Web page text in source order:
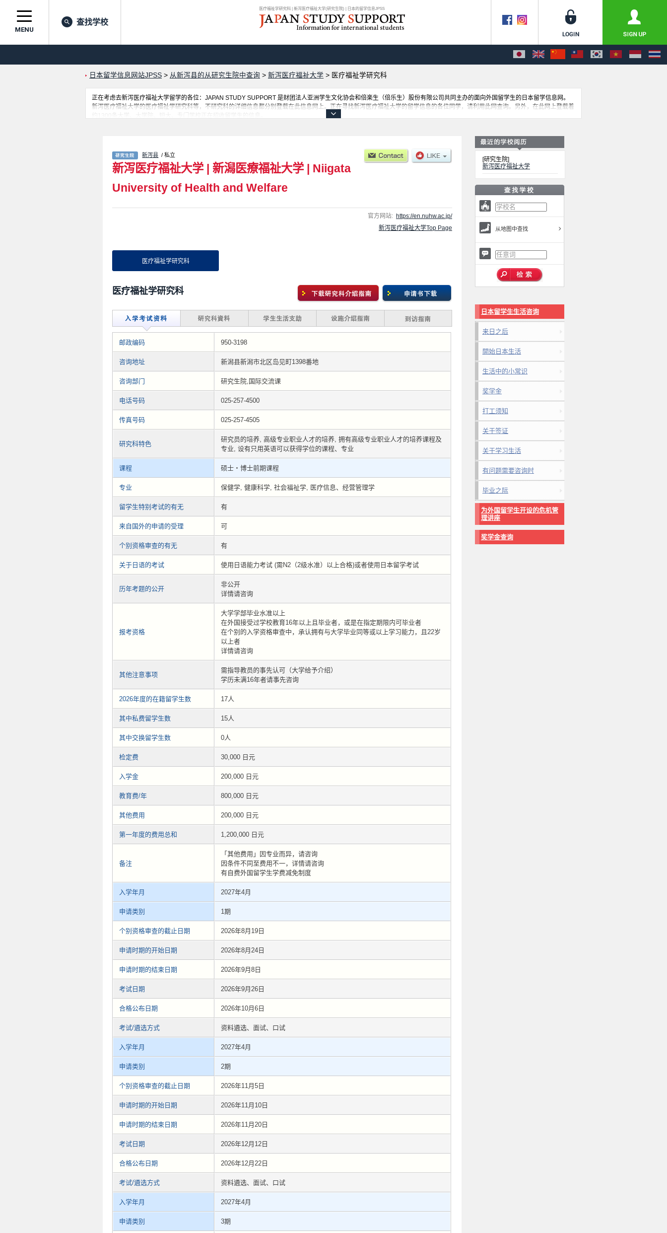
医疗福祉学研究科 | 新泻医疗福祉大学(研究生院) | 日本的留学信息JPSS
MENU
查找学校
日本留学信息网站JPSS > 从新泻县的从研究生院中查询 > 新泻医疗福祉大学 > 医疗福祉学研究科
正在考虑去新泻医疗福祉大学留学的各位：JAPAN STUDY SUPPORT 是财团法人亚洲学生文化协会和倍楽生（倍乐生）股份有限公司共同主办的面向外国留学生的日本留学信息网。
新泻医疗福祉大学的医疗福祉学研究科等，不研究科的详细信息都分别登载在此信息网上。正在寻找新泻医疗福祉大学的留学信息的各位同学，请利用此网查询。另外，在此网上登载着
新泻县 / 私立
新泻医疗福祉大学 | 新潟医療福祉大学 | Niigata
University of Health and Welfare
官方网站: https://en.nuhw.ac.jp/
新泻医疗福祉大学Top Page
医疗福祉学研究科
医疗福祉学研究科
邮政编码 950-3198
咨询地址 新潟县新潟市北区岛见町1398番地
咨询部门 研究生院,国际交流课
电话号码 025-257-4500
传真号码 025-257-4505
研究科特色
研究员的培养, 高级专业职业人才的培养, 拥有高级专业职业人才的培养课程及
专业, 设有只用英语可以获得学位的课程、专业
课程 硕士・博士前期课程
专业 保健学, 健康科学, 社会福祉学, 医疗信息、经营管理学
留学生特别考试的有无 有
来自国外的申请的受理 可
个别资格审查的有无 有
关于日语的考试 使用日语能力考试 (需N2（2级水准）以上合格)或者使用日本留学考试
历年考题的公开
非公开
详情请咨询
报考资格
大学学部毕业水准以上
在外国接受过学校教育16年以上且毕业者，或是在指定期限内可毕业者
在个别的入学资格审查中，承认拥有与大学毕业同等或以上学习能力，且22岁
以上者
详情请咨询
其他注意事项
需指导教员的事先认可（大学给予介绍）
学历未满16年者请事先咨询
2026年度的在籍留学生数 17人
其中私费留学生数 15人
其中交换留学生数 0人
检定费 30,000 日元
入学金 200,000 日元
教育费/年 800,000 日元
其他费用 200,000 日元
第一年度的费用总和 1,200,000 日元
备注
「其他费用」因专业而异，请咨询
因条件不同至费用不一，详情请咨询
有自费外国留学生学费减免制度
入学年月 2027年4月
申请类别 1期
个别资格审查的截止日期 2026年8月19日
申请时期的开始日期 2026年8月24日
申请时期的结束日期 2026年9月8日
考试日期 2026年9月26日
合格公布日期 2026年10月6日
考试/遴选方式 资料遴选、面试、口试
入学年月 2027年4月
申请类别 2期
个别资格审查的截止日期 2026年11月5日
申请时期的开始日期 2026年11月10日
申请时期的结束日期 2026年11月20日
考试日期 2026年12月12日
合格公布日期 2026年12月22日
考试/遴选方式 资料遴选、面试、口试
入学年月 2027年4月
申请类别 3期
[研究生院]
新泻医疗福祉大学
从地图中查找
日本留学生生活咨询
来日之后
開始日本生活
生活中的小常识
奖学金
打工须知
关于签证
关于学习生活
有问题需要咨询时
毕业之际
为外国留学生开设的危机管
理讲座
奖学金查询